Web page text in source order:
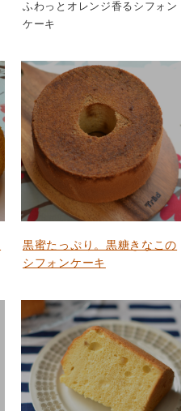
ふわっとオレンジ香るシフォン
ケーキ
黒蜜たっぷり。黒糖きなこの
シフォンケーキ